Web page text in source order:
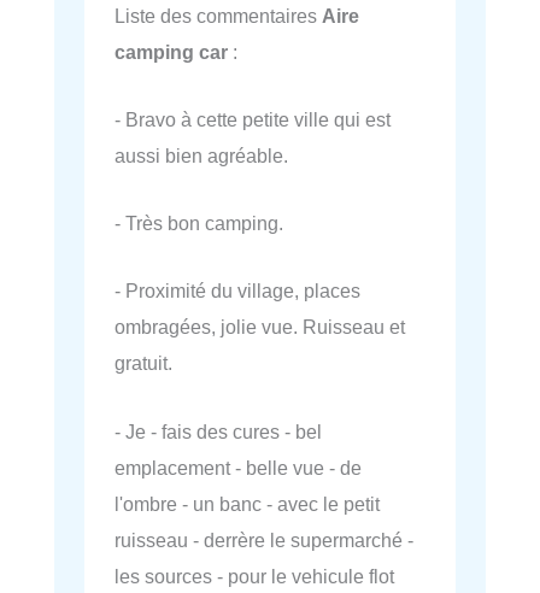
Liste des commentaires Aire
camping car :
- Bravo à cette petite ville qui est
aussi bien agréable.
- Très bon camping.
- Proximité du village, places
ombragées, jolie vue. Ruisseau et
gratuit.
- Je - fais des cures - bel
emplacement - belle vue - de
l'ombre - un banc - avec le petit
ruisseau - derrère le supermarché -
les sources - pour le vehicule flot